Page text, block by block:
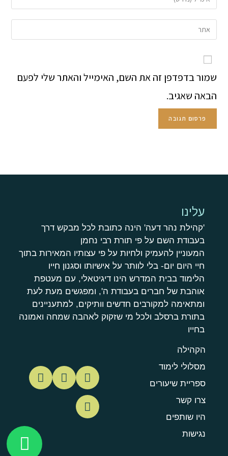
שמור בדפדפן זה את השם, האימייל והאתר שלי לפעם
הבאה שאגיב.
עלינו
'קהילת נהר דעה' הינה כתובת לכל מבקש דרך
בעבודת השם על פי תורת רבי נחמן
המעוניין להעמיק ולחיות על פי עצותיו המאירות בתוך
חיי היום יום- בלי לוותר על אישיותו וסגנון חייו
הלימוד בבית המדרש הינו דיגיטאלי, עם מעטפת
אוהבת של חברים בעבודת ה', ומפגשים מעת לעת
ומתאימה למקורבים חדשים וותיקים, למתעניינים
בתורת ברסלב ולכל מי שזקוק לאהבה שמחה ואמונה
בחייו
הקהילה
מסלולי לימוד
ספריית שיעורים
צרו קשר
היו שותפים
נגישות